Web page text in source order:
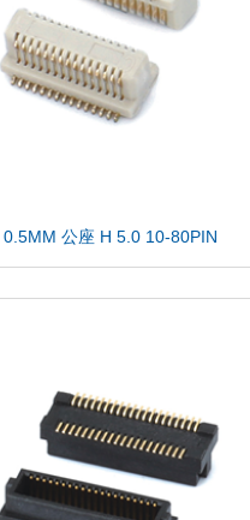
0.5MM 公座 H 5.0 10-80PIN